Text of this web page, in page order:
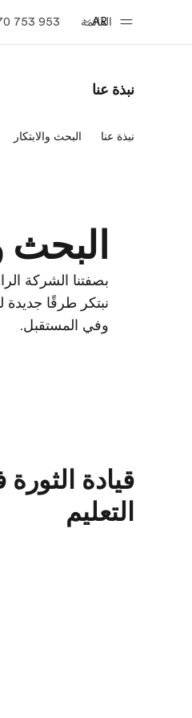
القائمة
AR
753 953
أهلا بكم في إي أف
نبذة عنا
نبذة عنا البحث والابتكار
البحث
بصفتنا الشركة
نبتكر طرقًا جديدة
وفي المستقبل.
قيادة
التعليم